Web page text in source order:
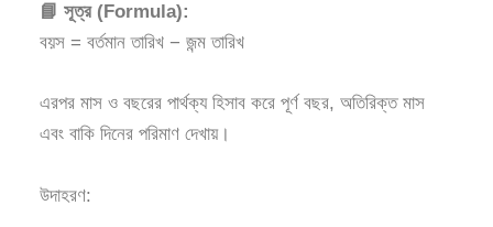
📘 সূত্র (Formula):
বয়স = বর্তমান তারিখ − জন্ম তারিখ
এরপর মাস ও বছরের পার্থক্য হিসাব করে পূর্ণ বছর, অতিরিক্ত মাস
এবং বাকি দিনের পরিমাণ দেখায়।
উদাহরণ: